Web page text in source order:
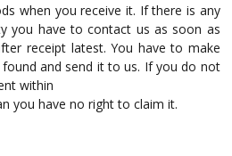
when you receive it. If there is any
you have to contact us as soon as
receipt latest. You have to make
and send it to us. If you do not
within
you have no right to claim it.